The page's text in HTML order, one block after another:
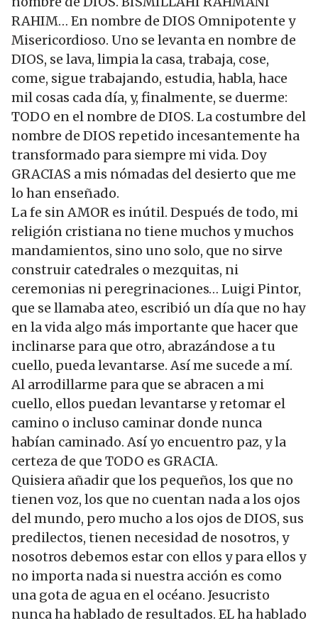
RAHIM… En nombre de DIOS Omnipotente y
Misericordioso. Uno se levanta en nombre de
DIOS, se lava, limpia la casa, trabaja, cose,
come, sigue trabajando, estudia, habla, hace
mil cosas cada día, y, finalmente, se duerme:
TODO en el nombre de DIOS. La costumbre del
nombre de DIOS repetido incesantemente ha
transformado para siempre mi vida. Doy
GRACIAS a mis nómadas del desierto que me
lo han enseñado.
La fe sin AMOR es inútil. Después de todo, mi
religión cristiana no tiene muchos y muchos
mandamientos, sino uno solo, que no sirve
construir catedrales o mezquitas, ni
ceremonias ni peregrinaciones… Luigi Pintor,
que se llamaba ateo, escribió un día que no hay
en la vida algo más importante que hacer que
inclinarse para que otro, abrazándose a tu
cuello, pueda levantarse. Así me sucede a mí.
Al arrodillarme para que se abracen a mi
cuello, ellos puedan levantarse y retomar el
camino o incluso caminar donde nunca
habían caminado. Así yo encuentro paz, y la
certeza de que TODO es GRACIA.
Quisiera añadir que los pequeños, los que no
tienen voz, los que no cuentan nada a los ojos
del mundo, pero mucho a los ojos de DIOS, sus
predilectos, tienen necesidad de nosotros, y
nosotros debemos estar con ellos y para ellos y
no importa nada si nuestra acción es como
una gota de agua en el océano. Jesucristo
nunca ha hablado de resultados. EL ha hablado